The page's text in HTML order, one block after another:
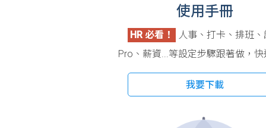
使用手冊
HR 必看！
人事、打卡、排班、
Pro、薪資...等設定步驟跟著做，快
我要下載